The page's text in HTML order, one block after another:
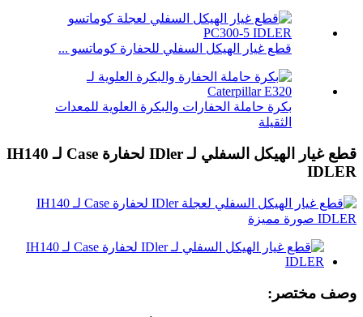
قطع غيار الهيكل السفلي للحفارة كوماتسو ...
بكرة حاملة الحفارات والبكرة العلوية للمعدات
الثقيلة
قطع غيار الهيكل السفلي لـ IDler لحفارة Case لـ IH140
IDLER
وصف مختصر: